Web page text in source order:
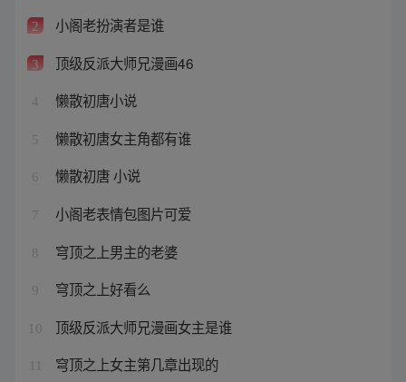
2 小阁老扮演者是谁
3 顶级反派大师兄漫画46
4 懒散初唐小说
5 懒散初唐女主角都有谁
6 懒散初唐 小说
7 小阁老表情包图片可爱
8 穹顶之上男主的老婆
9 穹顶之上好看么
10 顶级反派大师兄漫画女主是谁
穹顶之上女主第几章出现的